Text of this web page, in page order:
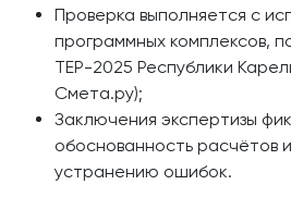
Проверка выполняется с
программных комплексов,
ТЕР-2025 Республики
Смета.ру);
Заключения экспертизы
обоснованность расчётов
устранению ошибок.